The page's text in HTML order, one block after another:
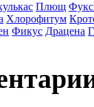
Плющ
Хлорофитум
Фикус Драцена